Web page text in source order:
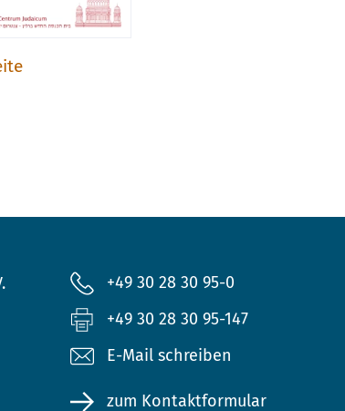
+49 30 28 30 95-0
+49 30 28 30 95-147
E-Mail schreiben
zum Kontaktformular